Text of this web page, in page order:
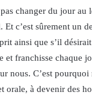
changer du jour
c’est sûrement un
ainsi que s’il
et franchisse chaque
nous. C’est
orale, à devenir des